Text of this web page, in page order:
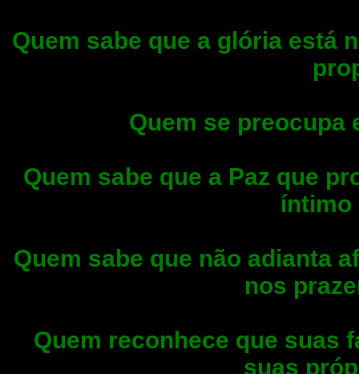
Quem sabe que a glória está
Quem se preocupa
Quem sabe que a Paz que
íntimo
Quem sabe que não adianta
nos
Quem reconhece que suas
suas